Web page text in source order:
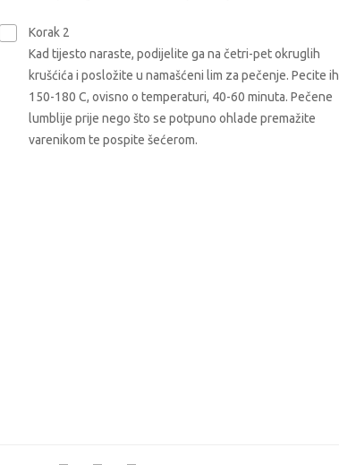
Korak 2
Kad tijesto naraste, podijelite ga na četri-pet okruglih
krušćića i posložite u namašćeni lim za pečenje. Pecite ih
150-180 C, ovisno o temperaturi, 40-60 minuta. Pečene
lumblije prije nego što se potpuno ohlade premažite
varenikom te pospite šećerom.